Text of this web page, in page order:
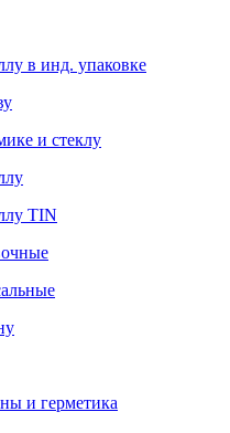
в инд. упаковке
и стеклу
TIN
и герметика